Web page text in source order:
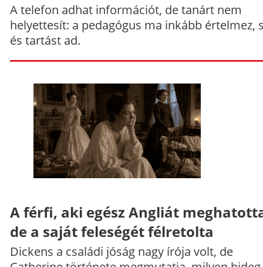
A telefon adhat információt, de tanárt nem
helyettesít: a pedagógus ma inkább értelmez,
és tartást ad.
A férfi, aki egész Angliát
de a saját feleségét félretolta
Dickens a családi jóság nagy írója volt, de